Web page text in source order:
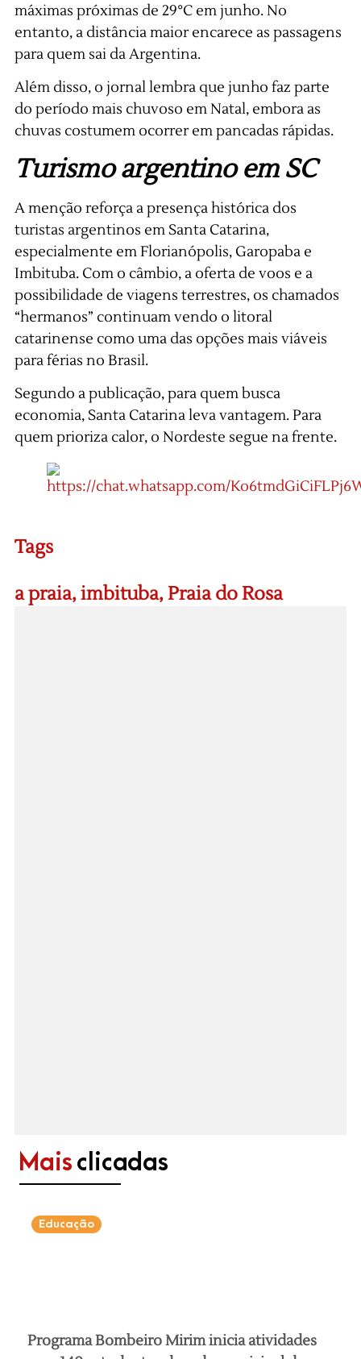
máximas próximas de 29°C em junho. No
entanto, a distância maior encarece as passagens
para quem sai da Argentina.
Além disso, o jornal lembra que junho faz parte
do período mais chuvoso em Natal, embora as
chuvas costumem ocorrer em pancadas rápidas.
Turismo argentino em SC
A menção reforça a presença histórica dos
turistas argentinos em Santa Catarina,
especialmente em Florianópolis, Garopaba e
Imbituba. Com o câmbio, a oferta de voos e a
possibilidade de viagens terrestres, os chamados
“hermanos” continuam vendo o litoral
catarinense como uma das opções mais viáveis
para férias no Brasil.
Segundo a publicação, para quem busca
economia, Santa Catarina leva vantagem. Para
quem prioriza calor, o Nordeste segue na frente.
Tags
a praia,imbituba,Praia do Rosa
Mais clicadas
Educação
Programa Bombeiro Mirim inicia atividades